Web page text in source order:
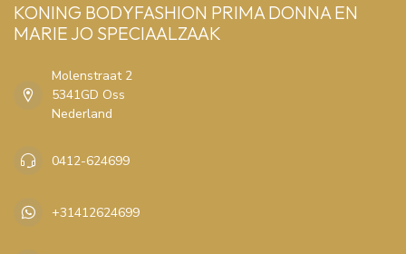
KONING BODYFASHION PRIMA DONNA EN
MARIE JO SPECIAALZAAK
Molenstraat 2
5341GD Oss
Nederland
0412-624699
+31412624699